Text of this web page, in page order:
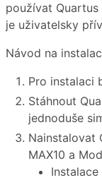
používat Quartus
je uživatelsky
Návod na
Pro instalaci
Stáhnout
jednoduše
Nainstalovat
MAX10 a